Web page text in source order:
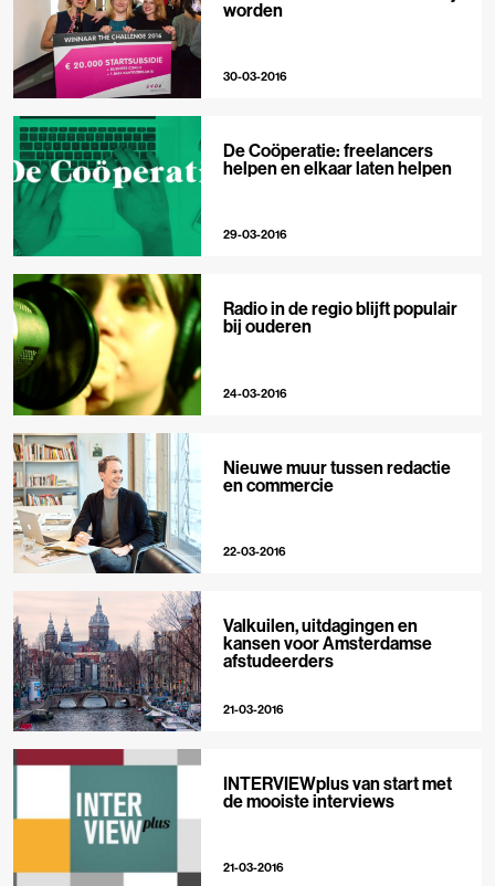
worden
30-03-2016
De Coöperatie: freelancers
helpen en elkaar laten helpen
29-03-2016
Radio in de regio blijft populair
bij ouderen
24-03-2016
Nieuwe muur tussen redactie
en commercie
22-03-2016
Valkuilen, uitdagingen en
kansen voor Amsterdamse
afstudeerders
21-03-2016
INTERVIEWplus van start met
de mooiste interviews
21-03-2016